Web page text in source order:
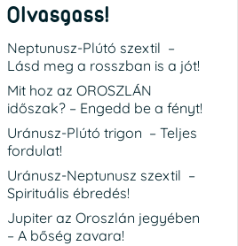
Olvasgass!
Neptunusz-Plútó szextil –
Lásd meg a rosszban is a jót!
Mit hoz az OROSZLÁN
időszak? – Engedd be a fényt!
Uránusz-Plútó trigon – Teljes
fordulat!
Uránusz-Neptunusz szextil –
Spirituális ébredés!
Jupiter az Oroszlán jegyében
– A bőség zavara!